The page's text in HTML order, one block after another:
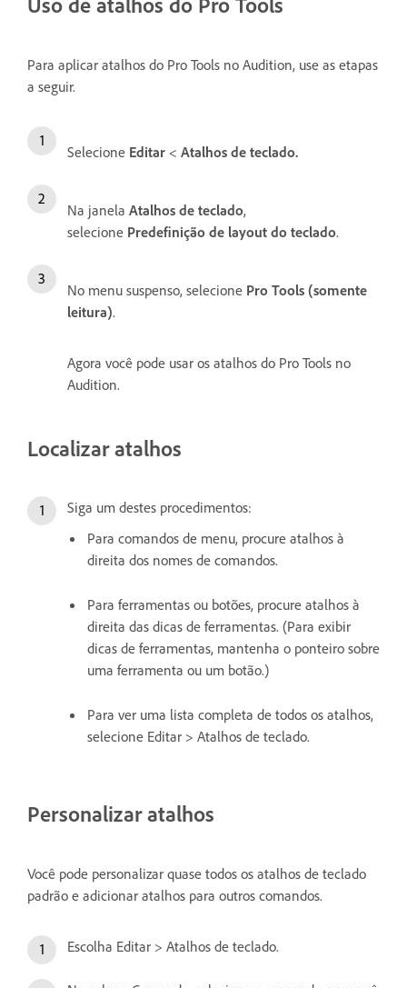
Para aplicar atalhos do Pro Tools no Audition, use as etapas
a seguir.
Selecione Editar < Atalhos de teclado.
Na janela Atalhos de teclado,
selecione Predefinição de layout do teclado.
No menu suspenso, selecione Pro Tools (somente
leitura).
Agora você pode usar os atalhos do Pro Tools no
Audition.
Localizar atalhos
Siga um destes procedimentos:
Para comandos de menu, procure atalhos à
direita dos nomes de comandos.
Para ferramentas ou botões, procure atalhos à
direita das dicas de ferramentas. (Para exibir
dicas de ferramentas, mantenha o ponteiro sobre
uma ferramenta ou um botão.)
Para ver uma lista completa de todos os atalhos,
selecione Editar > Atalhos de teclado.
Personalizar atalhos
Você pode personalizar quase todos os atalhos de teclado
padrão e adicionar atalhos para outros comandos.
Escolha Editar > Atalhos de teclado.